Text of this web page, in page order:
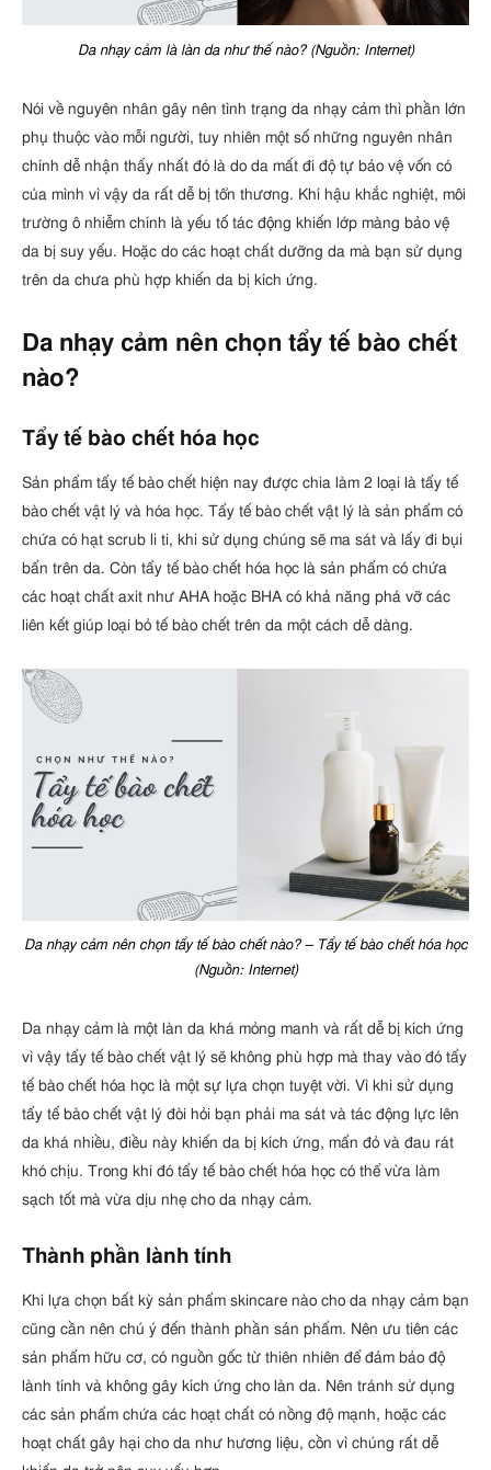
Da nhạy cảm là làn da như thế nào? (Nguồn: Internet)
Nói về nguyên nhân gây nên tình trạng da nhạy cảm thì phần lớn
phụ thuộc vào mỗi người, tuy nhiên một số những nguyên nhân
chính dễ nhận thấy nhất đó là do da mất đi độ tự bảo vệ vốn có
của mình vì vậy da rất dễ bị tổn thương. Khí hậu khắc nghiệt, môi
trường ô nhiễm chính là yếu tố tác động khiến lớp màng bảo vệ
da bị suy yếu. Hoặc do các hoạt chất dưỡng da mà bạn sử dụng
trên da chưa phù hợp khiến da bị kích ứng.
Da nhạy cảm nên chọn tẩy tế bào chết
nào?
Tẩy tế bào chết hóa học
Sản phẩm tẩy tế bào chết hiện nay được chia làm 2 loại là tẩy tế
bào chết vật lý và hóa học. Tẩy tế bào chết vật lý là sản phẩm có
chứa có hạt scrub li ti, khi sử dụng chúng sẽ ma sát và lấy đi bụi
bẩn trên da. Còn tẩy tế bào chết hóa học là sản phẩm có chứa
các hoạt chất axit như AHA hoặc BHA có khả năng phá vỡ các
liên kết giúp loại bỏ tế bào chết trên da một cách dễ dàng.
Da nhạy cảm nên chọn tẩy tế bào chết nào? – Tẩy tế bào chết hóa học
(Nguồn: Internet)
Da nhạy cảm là một làn da khá mỏng manh và rất dễ bị kích ứng
vì vậy tẩy tế bào chết vật lý sẽ không phù hợp mà thay vào đó tẩy
tế bào chết hóa học là một sự lựa chọn tuyệt vời. Vì khi sử dụng
tẩy tế bào chết vật lý đòi hỏi bạn phải ma sát và tác động lực lên
da khá nhiều, điều này khiến da bị kích ứng, mẩn đỏ và đau rát
khó chịu. Trong khi đó tẩy tế bào chết hóa học có thể vừa làm
sạch tốt mà vừa dịu nhẹ cho da nhạy cảm.
Thành phần lành tính
Khi lựa chọn bất kỳ sản phẩm skincare nào cho da nhạy cảm bạn
cũng cần nên chú ý đến thành phần sản phẩm. Nên ưu tiên các
sản phẩm hữu cơ, có nguồn gốc từ thiên nhiên để đảm bảo độ
lành tính và không gây kích ứng cho làn da. Nên tránh sử dụng
các sản phẩm chứa các hoạt chất có nồng độ mạnh, hoặc các
hoạt chất gây hại cho da như hương liệu, cồn vì chúng rất dễ